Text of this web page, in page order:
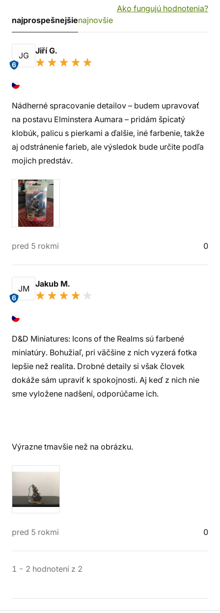
Ako fungujú hodnotenia?
najprospešnejšienajnovšie
JG
6
Jiří G.
Nádherné spracovanie detailov – budem upravovať
na postavu Elminstera Aumara – pridám špicatý
klobúk, palicu s pierkami a ďalšie, iné farbenie, takže
aj odstránenie farieb, ale výsledok bude určite podľa
mojich predstáv.
pred 5 rokmi 0
JM
6
Jakub M.
D&D Miniatures: Icons of the Realms sú farbené
miniatúry. Bohužiaľ, pri väčšine z nich vyzerá fotka
lepšie než realita. Drobné detaily si však človek
dokáže sám upraviť k spokojnosti. Aj keď z nich nie
sme vyložene nadšení, odporúčame ich.
Výrazne tmavšie než na obrázku.
pred 5 rokmi 0
1 - 2 hodnotení z 2